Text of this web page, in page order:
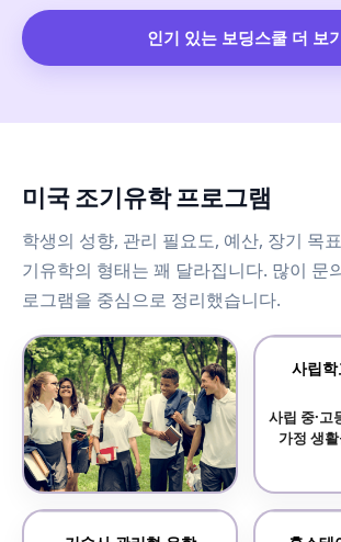
인기 있는 보딩스쿨 더 보
미국 조기유학 프로그램
학생의 성향, 관리 필요도, 예산, 장기 목
기유학의 형태는 꽤 달라집니다. 많이 문
로그램을 중심으로 정리했습니다.
사립
사립 중·고
가정 생